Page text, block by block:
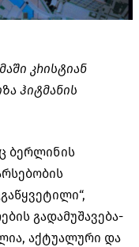
კრისტიან
ჰიტმანის
ბერლინის
გადამუშავება-
აქტუალური და